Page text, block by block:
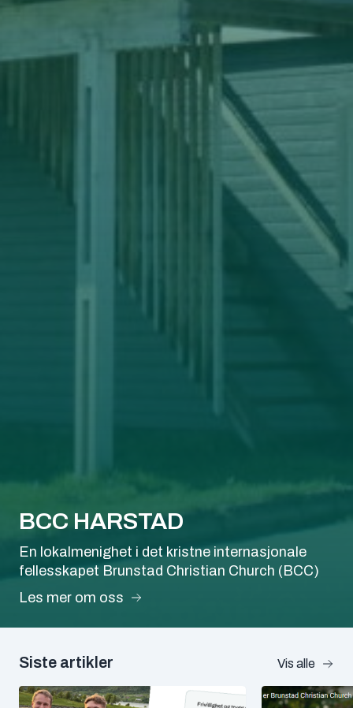
BCC HARSTAD
En lokalmenighet i det kristne internasjonale
fellesskapet Brunstad Christian Church (BCC)
Les mer om oss
Siste artikler Vis alle